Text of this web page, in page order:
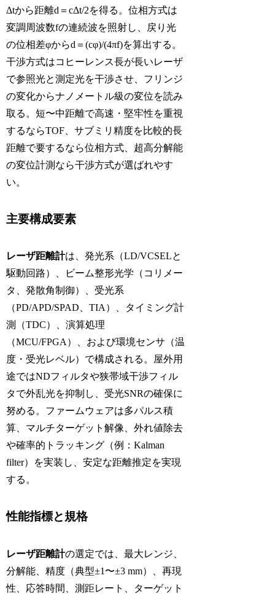
Δtから距離d＝cΔt/2を得る。位相方式は
変調周波数fの連続波を照射し、戻り光
の位相差φからd＝(cφ)/(4πf)を算出する。
干渉方式はコヒーレンス長が長いレーザ
で参照光と測定光を干渉させ、フリンジ
の変化からナノメートル級の変位を読み
取る。短〜中距離で高速・堅牢性を重視
するならTOF、サブミリ精度を比較的長
距離で要するなら位相方式、超高分解能
の変位計測なら干渉方式が選ばれやす
い。
主要構成要素
レーザ距離計は、発光系（LD/VCSELと
駆動回路）、ビーム整形光学（コリメー
タ、発散角制御）、受光系
（PD/APD/SPAD、TIA）、タイミング計
測（TDC）、演算処理
（MCU/FPGA）、および環境センサ（温
度・受光レベル）で構成される。屋外用
途ではNDフィルタや狭帯域干渉フィル
タで外乱光を抑制し、受光SNRの確保に
努める。ファームウェアは多パルス積
算、マルチターゲット解像、外れ値除去
や確率的トラッキング（例：Kalman
filter）を実装し、安定な距離推定を実現
する。
性能指標と規格
レーザ距離計の選定では、最大レンジ、
分解能、精度（典型±1〜±3 mm）、再現
性、応答時間、測距レート、ターゲット